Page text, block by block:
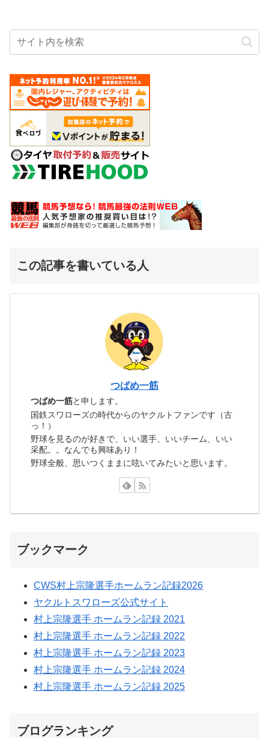
この記事を書いている人
つばめ一筋
つばめ一筋と申します。
国鉄スワローズの時代からのヤクルトファンです（古
っ！）
野球を見るのが好きで、いい選手、いいチーム、いい
采配。。なんでも興味あり！
野球全般、思いつくままに呟いてみたいと思います。
ブックマーク
CWS村上宗隆選手ホームラン記録2026
ヤクルトスワローズ公式サイト
村上宗隆選手 ホームラン記録 2021
村上宗隆選手 ホームラン記録 2022
村上宗隆選手 ホームラン記録 2023
村上宗隆選手 ホームラン記録 2024
村上宗隆選手 ホームラン記録 2025
ブログランキング